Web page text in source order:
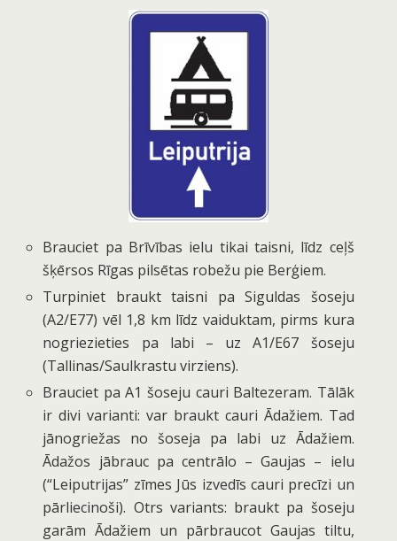
Brauciet pa Brīvības ielu tikai taisni, līdz ceļš
šķērsos Rīgas pilsētas robežu pie Berģiem.
Turpiniet braukt taisni pa Siguldas šoseju
(A2/E77) vēl 1,8 km līdz vaiduktam, pirms kura
nogriezieties pa labi – uz A1/E67 šoseju
(Tallinas/Saulkrastu virziens).
Brauciet pa A1 šoseju cauri Baltezeram. Tālāk
ir divi varianti: var braukt cauri Ādažiem. Tad
jānogriežas no šoseja pa labi uz Ādažiem.
Ādažos jābrauc pa centrālo – Gaujas – ielu
(“Leiputrijas” zīmes Jūs izvedīs cauri precīzi un
pārliecinoši). Otrs variants: braukt pa šoseju
garām Ādažiem un pārbraucot Gaujas tiltu,